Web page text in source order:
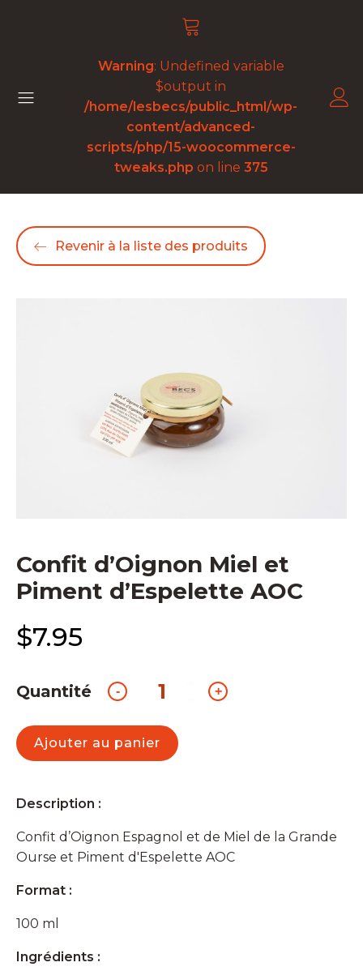
Warning: Undefined variable
$output in
/home/lesbecs/public_html/wp-
content/advanced-
scripts/php/15-woocommerce-
tweaks.php on line 375
Revenir à la liste des produits
Confit d’Oignon Miel et
Piment d’Espelette AOC
$7.95
Quantité - quantité
Miel
et
+
Ajouter au panier
Description :
Confit d’Oignon Espagnol et de Miel de la Grande
Ourse et Piment d'Espelette AOC
Format :
100 ml
Ingrédients :